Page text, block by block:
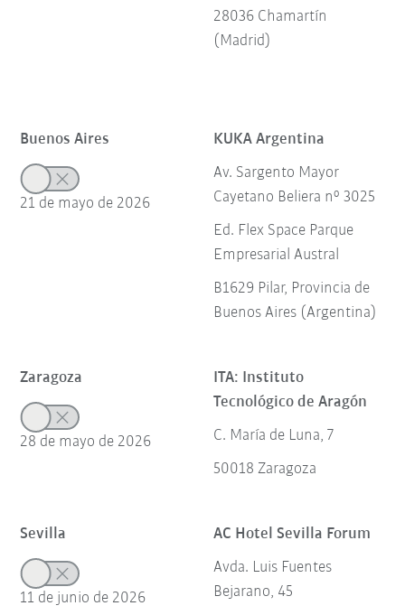
28036 Chamartín
(Madrid)
Buenos Aires
21 de mayo de 2026
KUKA Argentina
Av. Sargento Mayor
Cayetano Beliera nº 3025
Ed. Flex Space Parque
Empresarial Austral
B1629 Pilar, Provincia de
Buenos Aires (Argentina)
Zaragoza
28 de mayo de 2026
ITA: Instituto
Tecnológico de Aragón
C. María de Luna, 7
50018 Zaragoza
Sevilla
11 de junio de 2026
AC Hotel Sevilla Forum
Avda. Luis Fuentes
Bejarano, 45